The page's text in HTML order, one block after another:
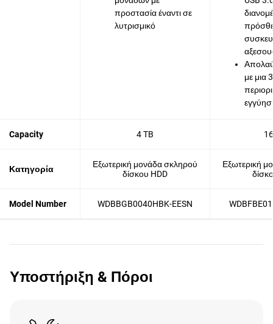
προστασία έναντι σε
λυτρισμικό
με μια
Capacity 4 TB
Κατηγορία
Εξωτερική μονάδα σκληρού
δίσκου HDD
Εξωτερική
Model Number WDBBGB0040HBK-EESN
Υποστήριξη & Πόροι